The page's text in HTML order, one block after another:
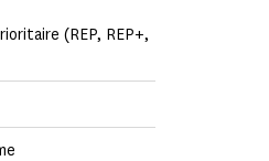
(REP, REP+,